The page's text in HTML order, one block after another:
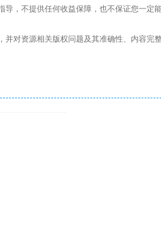
，不提供任何收益保障，也不保证您一定
对资源相关版权问题及其准确性、内容完